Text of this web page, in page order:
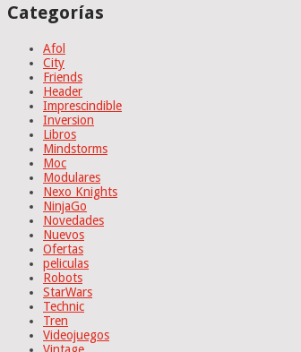
Categorías
Afol
City
Friends
Header
Imprescindible
Inversion
Libros
Mindstorms
Moc
Modulares
Nexo Knights
NinjaGo
Novedades
Nuevos
Ofertas
peliculas
Robots
StarWars
Technic
Tren
Videojuegos
Vintage